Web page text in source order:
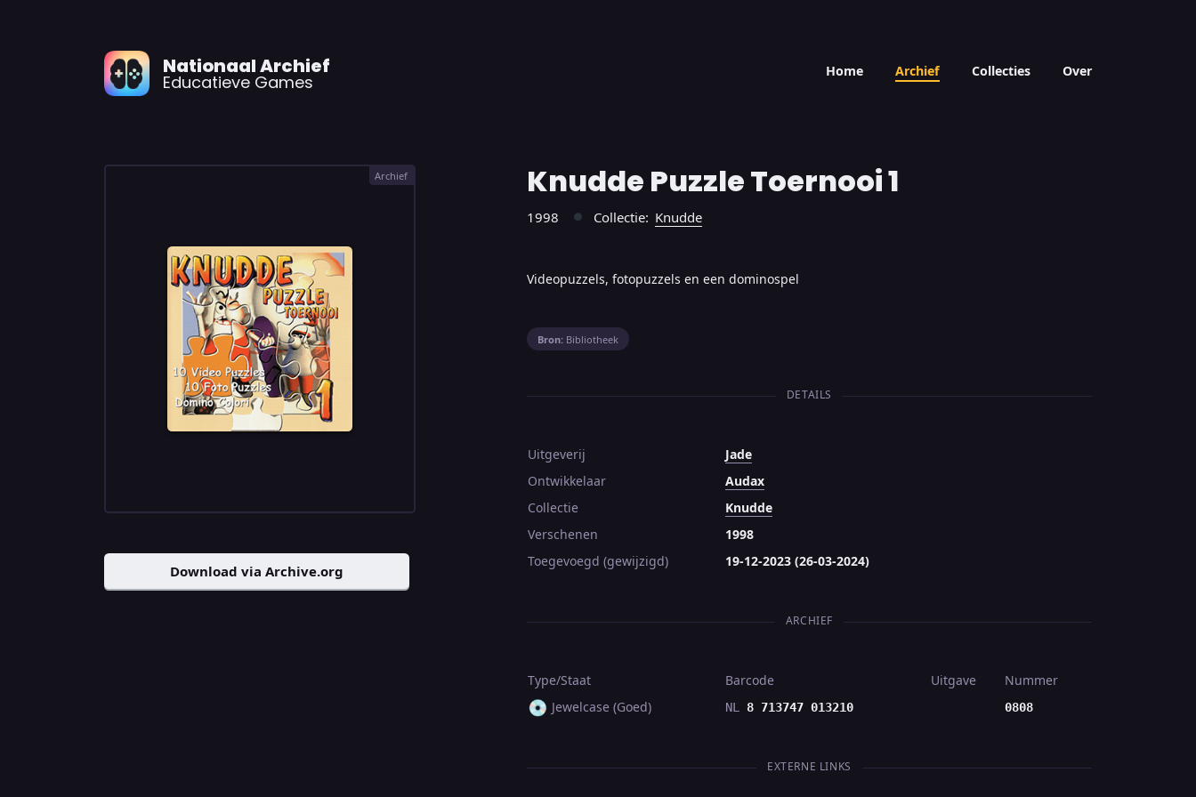
Nationaal Archief
Educatieve Games
Home Archief Collecties Over
Archief
Download via Archive.org
Knudde Puzzle Toernooi 1
1998 ● Collectie: Knudde
Videopuzzels, fotopuzzels en een dominospel
Bron: Bibliotheek
DETAILS
Uitgeverij
Jade
Ontwikkelaar
Audax
Collectie
Knudde
Verschenen
1998
Toegevoegd (gewijzigd)
19-12-2023 (26-03-2024)
ARCHIEF
Type/Staat Barcode Uitgave Nummer
💿 Jewelcase (Goed) NL 8 713747 013210 0808
EXTERNE LINKS